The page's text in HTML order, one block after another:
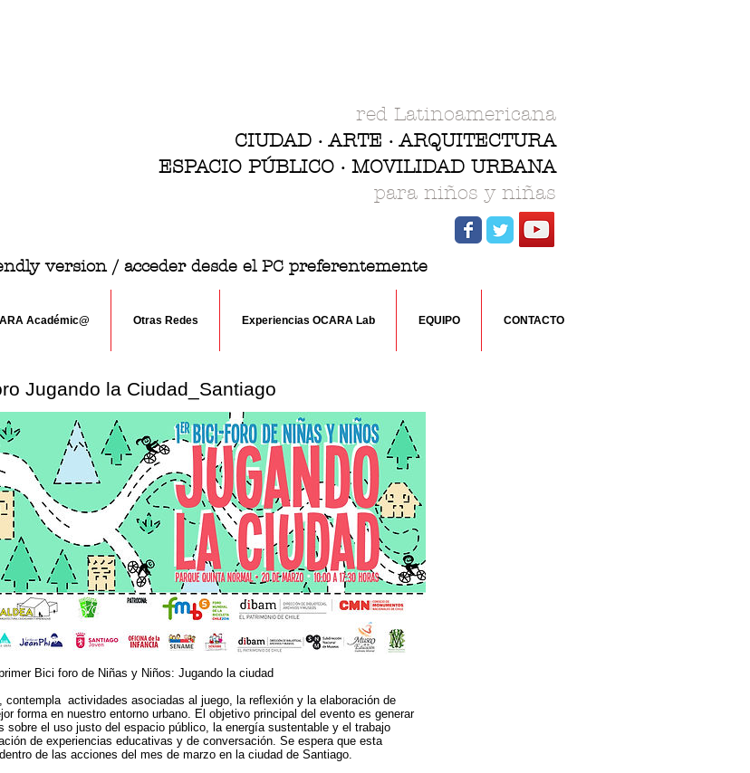
red Latinoamericana
CIUDAD · ARTE · ARQUITECTURA
ESPACIO PÚBLICO · MOVILIDAD URBANA
para niños y niñas
Académic@ Otras Redes Experiencias OCARA Lab EQUIPO CONTACTO
version / acceder desde el PC preferentemente
Jugando la Ciudad_Santiago
Bici foro de Niñas y Niños: Jugando la ciudad
contempla actividades asociadas al juego, la reflexión y la elaboración de
forma en nuestro entorno urbano. El objetivo principal del evento es generar
sobre el uso justo del espacio público, la energía sustentable y el trabajo
de experiencias educativas y de conversación. Se espera que esta
de las acciones del mes de marzo en la ciudad de Santiago.